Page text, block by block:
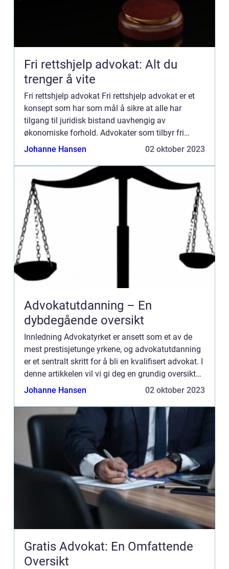
Fri rettshjelp advokat: Alt du
trenger å vite
Fri rettshjelp advokat Fri rettshjelp advokat er et
konsept som har som mål å sikre at alle har
tilgang til juridisk bistand uavhengig av
økonomiske forhold. Advokater som tilbyr fri
rettshjelp tar på seg saker for personer med
Johanne Hansen 02 oktober 2023
Advokatutdanning – En
dybdegående oversikt
Innledning Advokatyrket er ansett som et av de
mest prestisjetunge yrkene, og advokatutdanning
er et sentralt skritt for å bli en kvalifisert advokat. I
denne artikkelen vil vi gi deg en grundig oversikt
over advokatutdanning, fra hva det innebærer t...
Johanne Hansen 02 oktober 2023
Gratis Advokat: En Omfattende
Oversikt